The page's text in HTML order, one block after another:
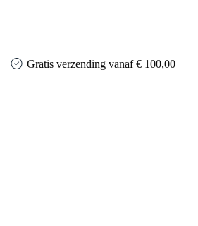
Gratis verzending vanaf € 100,00